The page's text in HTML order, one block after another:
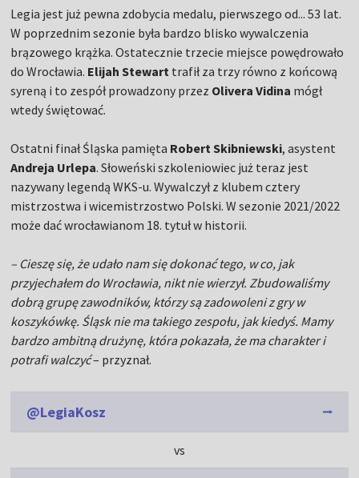
Legia jest już pewna zdobycia medalu, pierwszego od... 53 lat.
W poprzednim sezonie była bardzo blisko wywalczenia
brązowego krążka. Ostatecznie trzecie miejsce powędrowało
do Wrocławia. Elijah Stewart trafił za trzy równo z końcową
syreną i to zespół prowadzony przez Olivera Vidina mógł
wtedy świętować.
Ostatni finał Śląska pamięta Robert Skibniewski, asystent
Andreja Urlepa. Słoweński szkoleniowiec już teraz jest
nazywany legendą WKS-u. Wywalczył z klubem cztery
mistrzostwa i wicemistrzostwo Polski. W sezonie 2021/2022
może dać wrocławianom 18. tytuł w historii.
– Cieszę się, że udało nam się dokonać tego, w co, jak
przyjechałem do Wrocławia, nikt nie wierzył. Zbudowaliśmy
dobrą grupę zawodników, którzy są zadowoleni z gry w
koszykówkę. Śląsk nie ma takiego zespołu, jak kiedyś. Mamy
bardzo ambitną drużynę, która pokazała, że ma charakter i
potrafi walczyć– przyznał.
@LegiaKosz
vs